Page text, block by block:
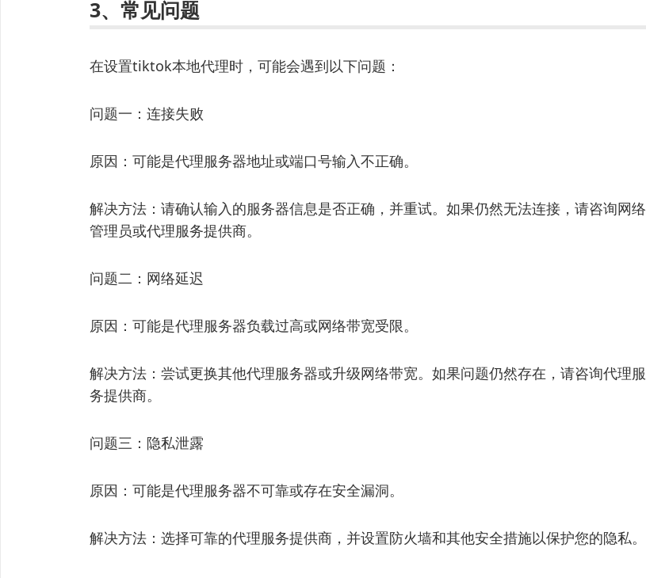
3、常见问题
在设置tiktok本地代理时，可能会遇到以下问题：
问题一：连接失败
原因：可能是代理服务器地址或端口号输入不正确。
解决方法：请确认输入的服务器信息是否正确，并重试。如果仍然无法连接，请咨询网络
管理员或代理服务提供商。
问题二：网络延迟
原因：可能是代理服务器负载过高或网络带宽受限。
解决方法：尝试更换其他代理服务器或升级网络带宽。如果问题仍然存在，请咨询代理服
务提供商。
问题三：隐私泄露
原因：可能是代理服务器不可靠或存在安全漏洞。
解决方法：选择可靠的代理服务提供商，并设置防火墙和其他安全措施以保护您的隐私。